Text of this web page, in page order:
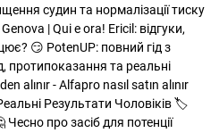
судин та нормалізації тиску
| Qui e ora! Ericil: відгуки,
😏 PotenUP: повний гід з
протипоказання та реальні
alınır - Alfapro nasıl satın alınır
Результати Чоловіків 🏷️
Чесно про засіб для потенції